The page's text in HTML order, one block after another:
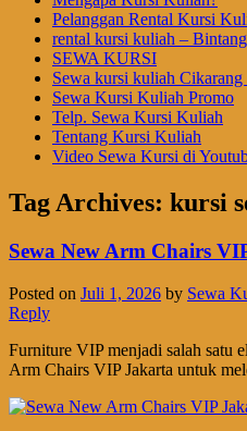
Pelanggan Rental Kursi
rental kursi kuliah –
SEWA KURSI
Sewa kursi kuliah Cikarang
Sewa Kursi Kuliah Promo
Telp. Sewa Kursi Kuliah
Tentang Kursi Kuliah
Video Sewa Kursi di
Tag Archives: kursi
Sewa New Arm Chairs
Posted on Juli 1, 2026 by Sewa
Reply
Furniture VIP menjadi salah satu
Arm Chairs VIP Jakarta untuk